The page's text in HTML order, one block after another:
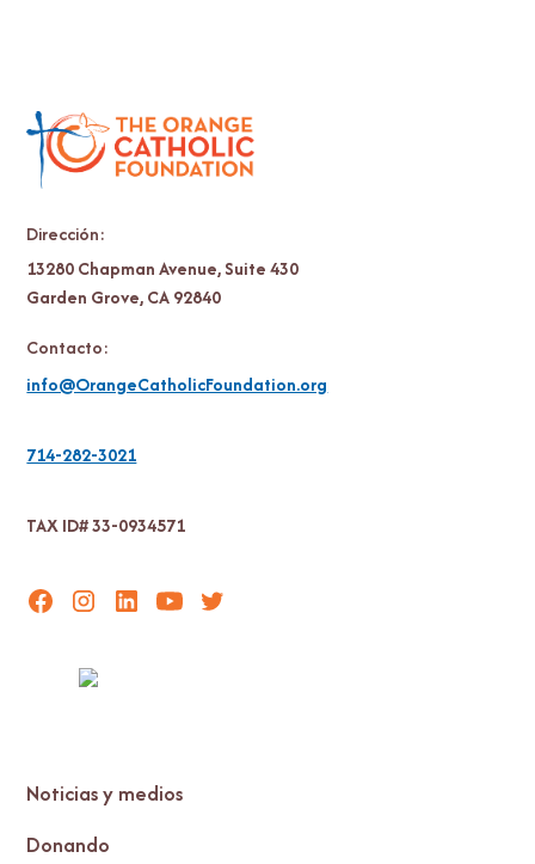
Dirección:
13280 Chapman Avenue, Suite 430
Garden Grove, CA 92840
Contacto:
info@OrangeCatholicFoundation.org
714-282-3021
TAX ID# 33-0934571
Noticias y medios
Donando